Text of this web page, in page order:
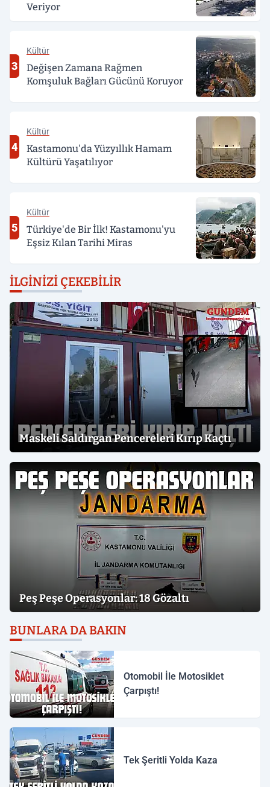
Veriyor
3
Kültür
Değişen Zamana Rağmen
Komşuluk Bağları Gücünü Koruyor
4
Kültür
Kastamonu'da Yüzyıllık Hamam
Kültürü Yaşatılıyor
5
Kültür
Türkiye'de Bir İlk! Kastamonu'yu
Eşsiz Kılan Tarihi Miras
İLGINIZI ÇEKEBILIR
Maskeli Saldırgan Pencereleri Kırıp Kaçtı
Peş Peşe Operasyonlar: 18 Gözaltı
BUNLARA DA BAKIN
Otomobil İle Motosiklet
Çarpıştı!
Tek Şeritli Yolda Kaza